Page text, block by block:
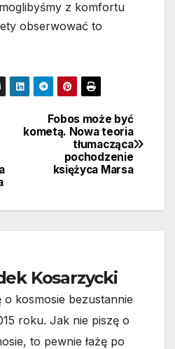
z komfortu
obserwować to
Fobos może być
kometą. Nowa teoria
tłumacząca
pochodzenie
księżyca Marsa
Kosarzycki
o kosmosie bezustannie
roku. Jak nie piszę o
to pewnie łażę po